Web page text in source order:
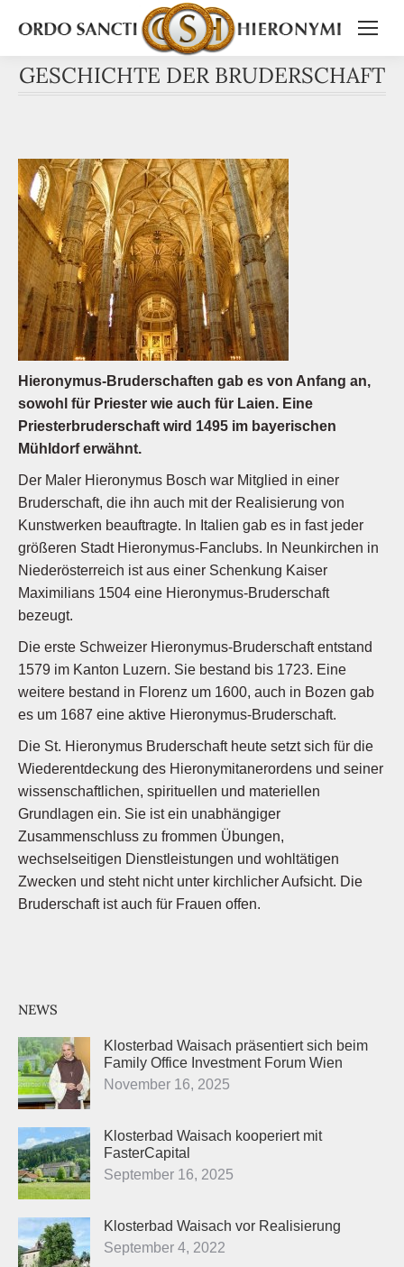
GESCHICHTE DER BRUDERSCHAFT
Hieronymus-Bruderschaften gab es von Anfang an,
sowohl für Priester wie auch für Laien. Eine
Priesterbruderschaft wird 1495 im bayerischen
Mühldorf erwähnt.
Der Maler Hieronymus Bosch war Mitglied in einer
Bruderschaft, die ihn auch mit der Realisierung von
Kunstwerken beauftragte. In Italien gab es in fast jeder
größeren Stadt Hieronymus-Fanclubs. In Neunkirchen in
Niederösterreich ist aus einer Schenkung Kaiser
Maximilians 1504 eine Hieronymus-Bruderschaft
bezeugt.
Die erste Schweizer Hieronymus-Bruderschaft entstand
1579 im Kanton Luzern. Sie bestand bis 1723. Eine
weitere bestand in Florenz um 1600, auch in Bozen gab
es um 1687 eine aktive Hieronymus-Bruderschaft.
Die St. Hieronymus Bruderschaft heute setzt sich für die
Wiederentdeckung des Hieronymitanerordens und seiner
wissenschaftlichen, spirituellen und materiellen
Grundlagen ein. Sie ist ein unabhängiger
Zusammenschluss zu frommen Übungen,
wechselseitigen Dienstleistungen und wohltätigen
Zwecken und steht nicht unter kirchlicher Aufsicht. Die
Bruderschaft ist auch für Frauen offen.
NEWS
Klosterbad Waisach präsentiert sich beim
Family Office Investment Forum Wien
November 16, 2025
Klosterbad Waisach kooperiert mit
FasterCapital
September 16, 2025
Klosterbad Waisach vor Realisierung
September 4, 2022